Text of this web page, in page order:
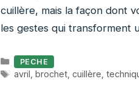
cuillère, mais la façon dont
les gestes qui transforment
Catégories
PECHE
Étiquettes
avril brochet, cuillère